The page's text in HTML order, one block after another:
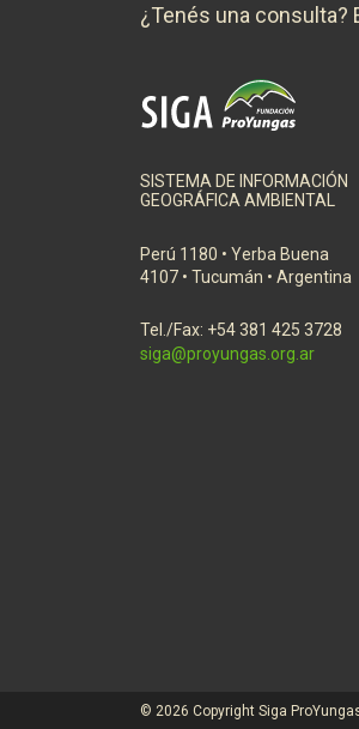
¿Tenés una consulta?
SISTEMA DE INFORMACIÓN
GEOGRÁFICA AMBIENTAL
Perú 1180 • Yerba Buena
4107 • Tucumán • Argentina
Tel./Fax: +54 381 425 3728
siga@proyungas.org.ar
© 2026 Copyright Siga